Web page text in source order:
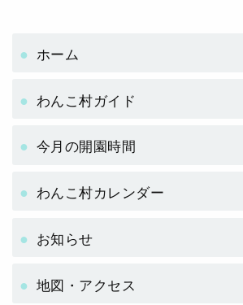
ホーム
わんこ村ガイド
今月の開園時間
わんこ村カレンダー
お知らせ
地図・アクセス